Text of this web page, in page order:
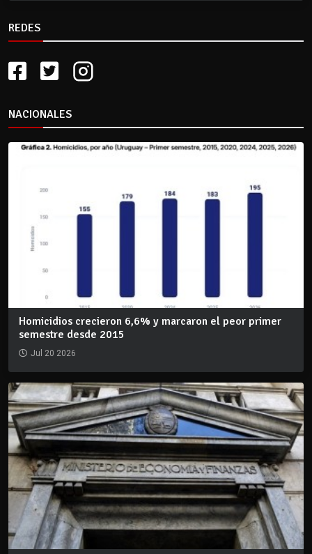
REDES
NACIONALES
Homicidios crecieron 6,6% y marcaron el peor primer
semestre desde 2015
Jul 20 2026